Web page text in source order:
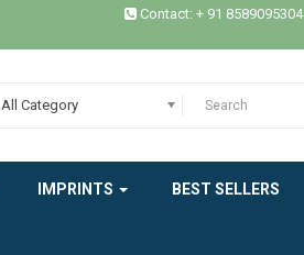
Contact: + 91 8589095304
All Category
IMPRINTS BEST SELLERS
DRAMA
EPICS
ESSAYS / STUDIES